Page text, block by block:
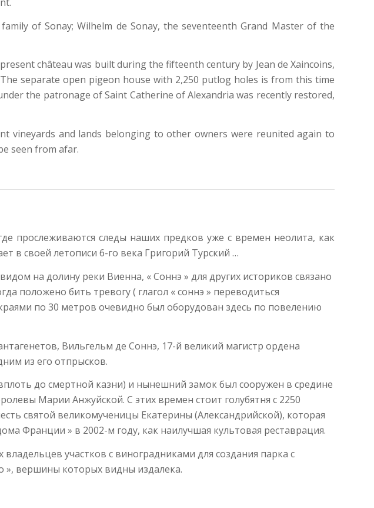
of Sonay; Wilhelm de Sonay, the seventeenth Grand Master of the
château was built during the fifteenth century by Jean de Xaincoins,
separate open pigeon house with 2,250 putlog holes is from this time
the patronage of Saint Catherine of Alexandria was recently restored,
vineyards and lands belonging to other owners were reunited again to
seen from afar.
прослеживаются следы наших предков уже с времен неолита, как
в своей летописи 6-го века Григорий Турский …
на долину реки Виенна, « Соннэ » для других историков связано
положено бить тревогу ( глагол « соннэ » переводиться
по 30 метров очевидно был оборудован здесь по повелению
Вильгельм де Соннэ, 17-й великий магистр ордена
из его отпрысков.
до смертной казни) и нынешний замок был сооружен в средине
Марии Анжуйской. С этих времен стоит голубятня с 2250
святой великомученицы Екатерины (Александрийской), которая
Франции » в 2002-м году, как наилучшая культовая реставрация.
участков с виноградниками для создания парка с
», вершины которых видны издалека.